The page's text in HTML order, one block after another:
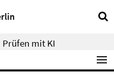
Prüfen mit KI